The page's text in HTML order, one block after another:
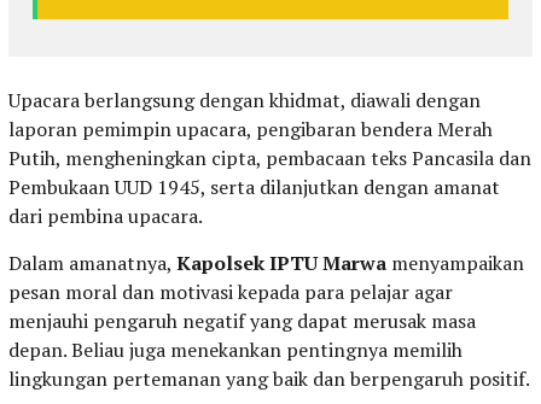
Upacara berlangsung dengan khidmat, diawali dengan
laporan pemimpin upacara, pengibaran bendera Merah
Putih, mengheningkan cipta, pembacaan teks Pancasila dan
Pembukaan UUD 1945, serta dilanjutkan dengan amanat
dari pembina upacara.
Dalam amanatnya, Kapolsek IPTU Marwa menyampaikan
pesan moral dan motivasi kepada para pelajar agar
menjauhi pengaruh negatif yang dapat merusak masa
depan. Beliau juga menekankan pentingnya memilih
lingkungan pertemanan yang baik dan berpengaruh positif.